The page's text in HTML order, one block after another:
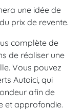
une idée de
prix de revente.
complète de
de réaliser une
Vous pouvez
Autoici, qui
afin de
et approfondie.